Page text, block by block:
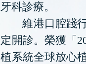
牙科診療。
維港口腔踐
定開診。榮獲「
植系統全球放心